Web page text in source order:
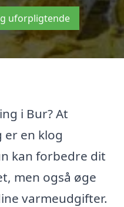
uforpligtende
i Bur? At
en klog
kan forbedre dit
men også øge
varmeudgifter.